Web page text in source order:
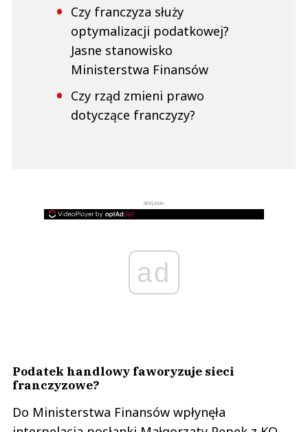
Czy franczyza służy
optymalizacji podatkowej?
Jasne stanowisko
Ministerstwa Finansów
Czy rząd zmieni prawo
dotyczące franczyzy?
REKLAMA
ad
Podatek handlowy faworyzuje sieci
franczyzowe?
Do Ministerstwa Finansów wpłynęła